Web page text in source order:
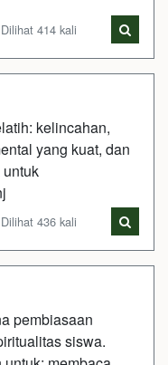
414 kali
kelincahan,
yang kuat, dan
436 kali
pembiasaan
siswa.